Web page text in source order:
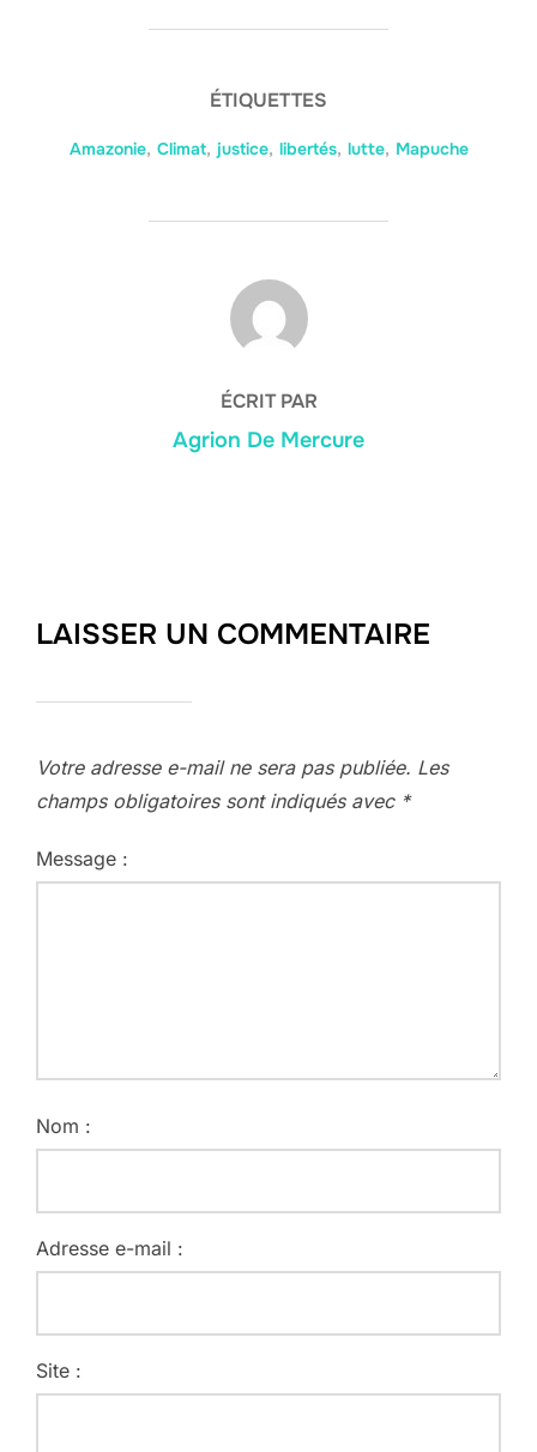
ÉTIQUETTES
Amazonie, Climat, justice, libertés, lutte, Mapuche
AUTEUR DE LA PUBLICATION
ÉCRIT PAR
Agrion De Mercure
LAISSER UN COMMENTAIRE
Votre adresse e-mail ne sera pas publiée. Les
champs obligatoires sont indiqués avec *
Message :
Nom :
Adresse e-mail :
Site :